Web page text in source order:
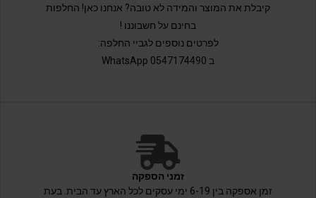
קיבלת את המוצר והמידה לא טובה? אנחנו כאן! החלפות
בחינם על חשבוננו !
לפרטים נוספים לגביי החלפה:
ב 0547174490 WhatsApp
זמני הספקה
זמן אספקה בין 6-19 ימי עסקים לכל הארץ עד הבית. בעת